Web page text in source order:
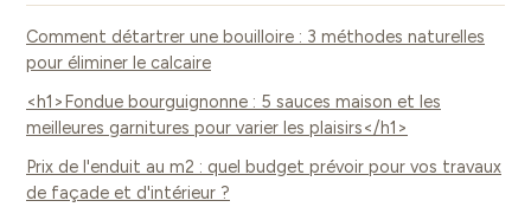
Comment détartrer une bouilloire : 3 méthodes naturelles
pour éliminer le calcaire
<h1>Fondue bourguignonne : 5 sauces maison et les
meilleures garnitures pour varier les plaisirs</h1>
Prix de l'enduit au m2 : quel budget prévoir pour vos travaux
de façade et d'intérieur ?